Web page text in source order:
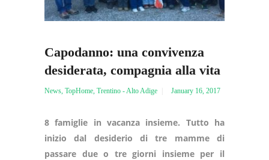
Capodanno: una convivenza
desiderata, compagnia alla vita
News TopHome Trentino - Alto Adige January 16, 2017
8 famiglie in vacanza insieme. Tutto ha
inizio dal desiderio di tre mamme di
passare due o tre giorni insieme per il